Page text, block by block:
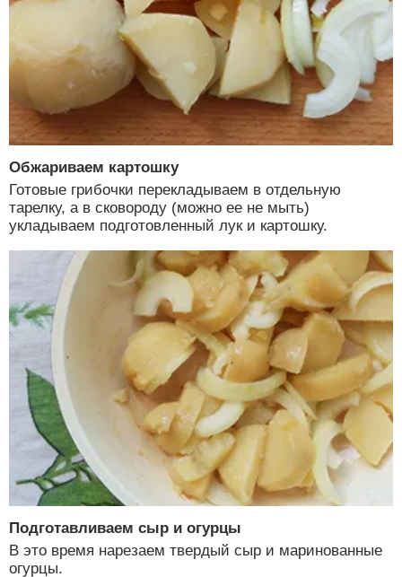
Обжариваем картошку
Готовые грибочки перекладываем в отдельную
тарелку, а в сковороду (можно ее не мыть)
укладываем подготовленный лук и картошку.
Подготавливаем сыр и огурцы
В это время нарезаем твердый сыр и маринованные
огурцы.